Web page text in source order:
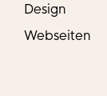
Design
Webseiten